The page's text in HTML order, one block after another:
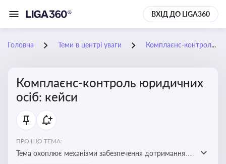
ВХІД ДО LIGA360
Головна Теми в центрі уваги Комплаєнс-контроль юридичних осіб: кейси
Комплаєнс-контроль юридичних
осіб: кейси
ПРО ЩО ТЕМА:
Тема охоплює механізми забезпечення дотримання